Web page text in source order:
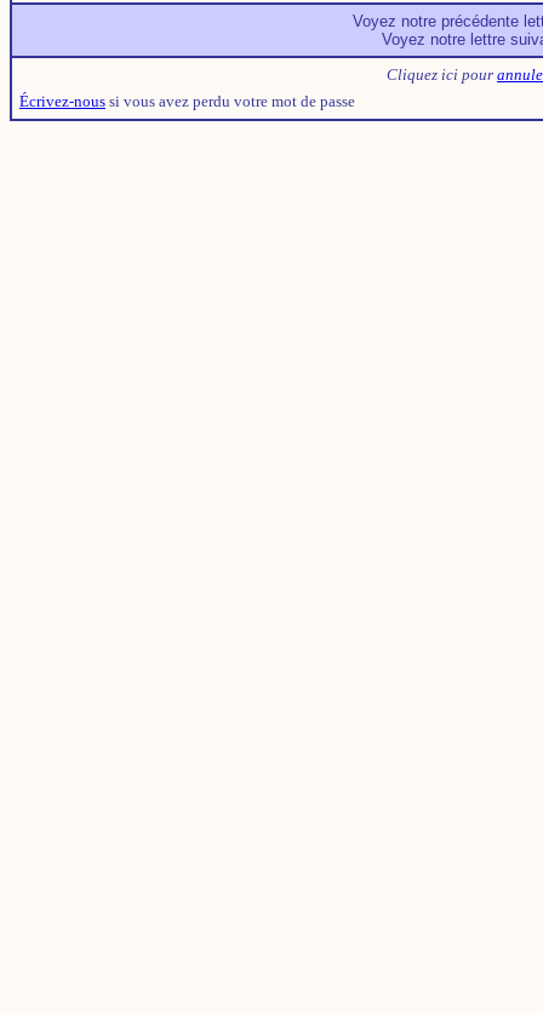
Voyez notre précédente
Voyez notre lettre
Cliquez ici pour
Écrivez-nous si vous avez perdu votre mot de passe